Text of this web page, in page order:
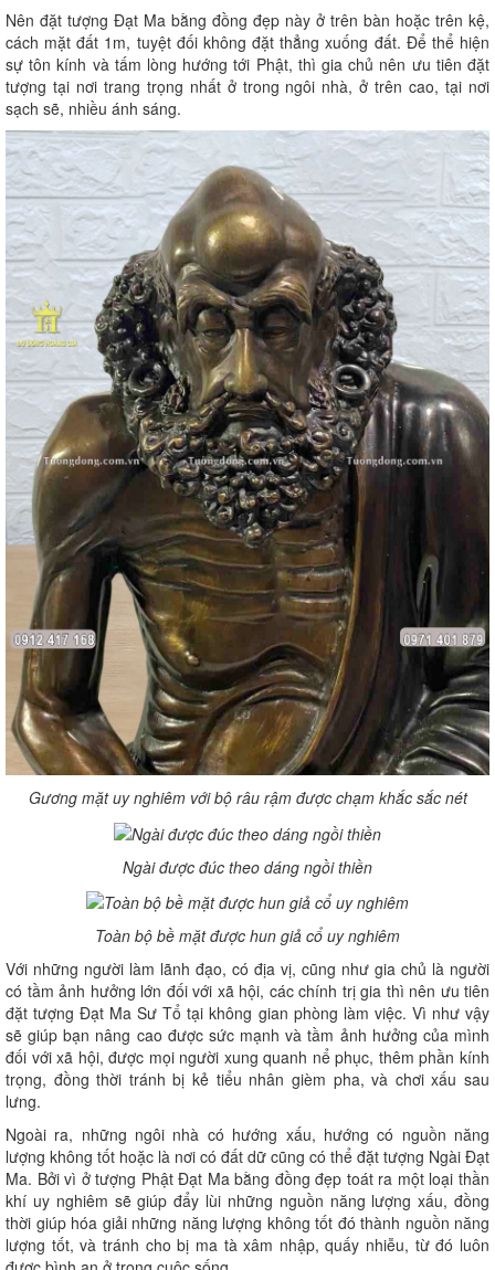
Nên đặt tượng Đạt Ma bằng đồng đẹp này ở trên bàn hoặc trên kệ,
cách mặt đất 1m, tuyệt đối không đặt thẳng xuống đất. Để thể hiện
sự tôn kính và tấm lòng hướng tới Phật, thì gia chủ nên ưu tiên đặt
tượng tại nơi trang trọng nhất ở trong ngôi nhà, ở trên cao, tại nơi
sạch sẽ, nhiều ánh sáng.
Gương mặt uy nghiêm với bộ râu rậm được chạm khắc sắc nét
Ngài được đúc theo dáng ngồi thiền
Toàn bộ bề mặt được hun giả cổ uy nghiêm
Với những người làm lãnh đạo, có địa vị, cũng như gia chủ là người
có tầm ảnh hưởng lớn đối với xã hội, các chính trị gia thì nên ưu tiên
đặt tượng Đạt Ma Sư Tổ tại không gian phòng làm việc. Vì như vậy
sẽ giúp bạn nâng cao được sức mạnh và tầm ảnh hưởng của mình
đối với xã hội, được mọi người xung quanh nể phục, thêm phần kính
trọng, đồng thời tránh bị kẻ tiểu nhân gièm pha, và chơi xấu sau
lưng.
Ngoài ra, những ngôi nhà có hướng xấu, hướng có nguồn năng
lượng không tốt hoặc là nơi có đất dữ cũng có thể đặt tượng Ngài Đạt
Ma. Bởi vì ở tượng Phật Đạt Ma bằng đồng đẹp toát ra một loại thần
khí uy nghiêm sẽ giúp đẩy lùi những nguồn năng lượng xấu, đồng
thời giúp hóa giải những năng lượng không tốt đó thành nguồn năng
lượng tốt, và tránh cho bị ma tà xâm nhập, quấy nhiễu, từ đó luôn